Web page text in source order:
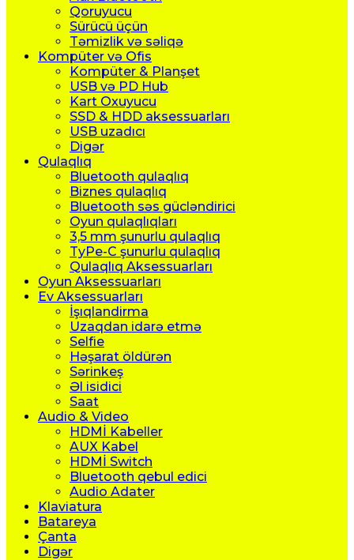
Qoruyucu
Sürücü üçün
Təmizlik və səliqə
Kompüter və Ofis
Kompüter & Planşet
USB və PD Hub
Kart Oxuyucu
SSD & HDD aksessuarları
USB uzadıcı
Digər
Qulaqlıq
Bluetooth qulaqlıq
Biznes qulaqlıq
Bluetooth səs gücləndirici
Oyun qulaqlıqları
3,5 mm şunurlu qulaqlıq
TyPe-C şunurlu qulaqlıq
Qulaqlıq Aksessuarları
Oyun Aksessuarları
Ev Aksessuarları
İşıqlandirma
Uzaqdan idarə etmə
Selfie
Həşarat öldürən
Sərinkeş
Əl isidici
Saat
Audio & Video
HDMİ Kabeller
AUX Kabel
HDMİ Switch
Bluetooth qebul edici
Audio Adater
Klaviatura
Batareya
Çanta
Digər